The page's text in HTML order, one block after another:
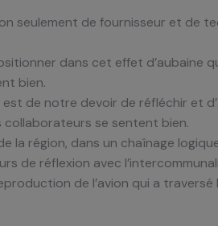
seulement de fournisseur et de
dans cet effet d’aubaine
bien.
de notre devoir de réfléchir et
se sentent bien.
la région, dans un chaînage
de réflexion avec
de l’avion qui a traversé